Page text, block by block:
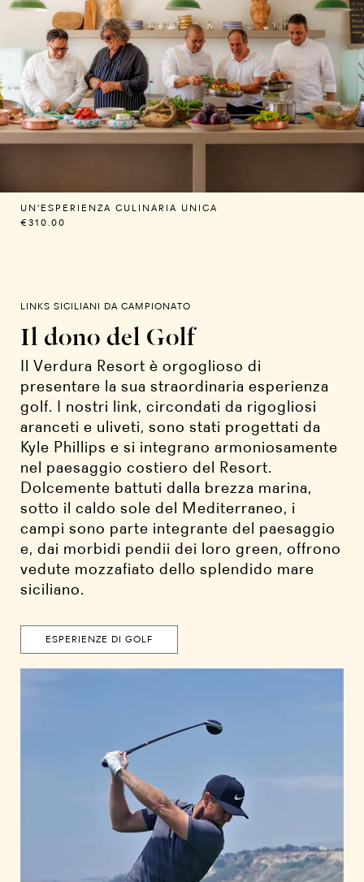
UN'ESPERIENZA CULINARIA UNICA
€310.00
LINKS SICILIANI DA CAMPIONATO
Il dono del Golf
Il Verdura Resort è orgoglioso di
presentare la sua straordinaria esperienza
golf. I nostri link, circondati da rigogliosi
aranceti e uliveti, sono stati progettati da
Kyle Phillips e si integrano armoniosamente
nel paesaggio costiero del Resort.
Dolcemente battuti dalla brezza marina,
sotto il caldo sole del Mediterraneo, i
campi sono parte integrante del paesaggio
e, dai morbidi pendii dei loro green, offrono
vedute mozzafiato dello splendido mare
siciliano.
ESPERIENZE DI GOLF